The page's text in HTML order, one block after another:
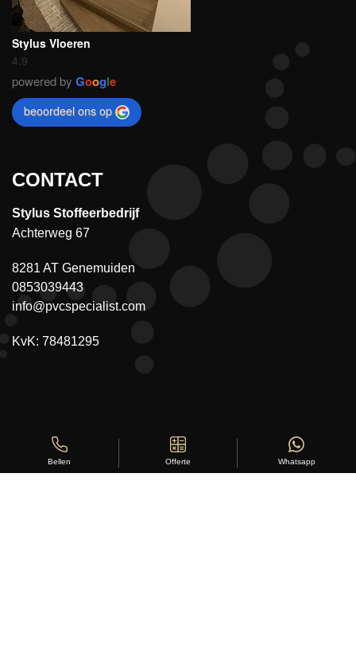
Stylus Vloeren
4.9
powered by Google
beoordeel ons op
CONTACT
Stylus Stoffeerbedrijf
Achterweg 67
8281 AT Genemuiden
0853039443
info@pvcspecialist.com
KvK: 78481295
Bellen Offerte Whatsapp